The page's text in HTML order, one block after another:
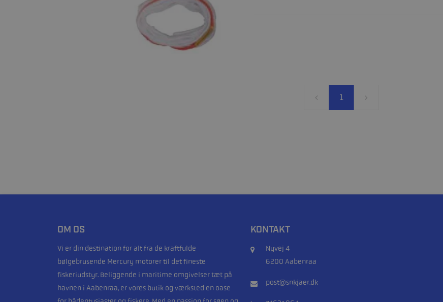
1
OM OS
Vi er din destination for alt fra de kraftfulde
bølgebrusende Mercury motorer til det fineste
fiskeriudstyr. Beliggende i maritime omgivelser tæt på
havnen i Aabenraa, er vores butik og værksted en oase
KONTAKT
Nyvej 4
6200 Aabenraa
post@snkjaer.dk